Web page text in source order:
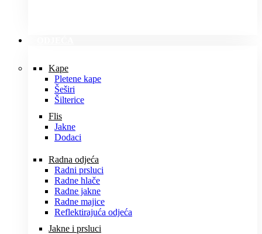
Kape
Pletene kape
Šeširi
Šilterice
Flis
Jakne
Dodaci
Radna odjeća
Radni prsluci
Radne hlače
Radne jakne
Radne majice
Reflektirajuća odjeća
Jakne i prsluci